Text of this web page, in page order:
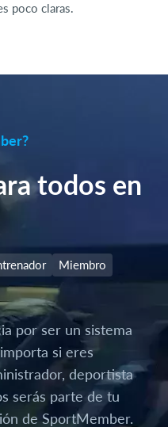
poco claras.
todos en
Miembro
por ser un sistema
si eres
deportista
serás parte de tu
de SportMember.